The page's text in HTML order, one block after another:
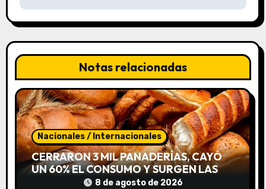
c
i
ó
n
d
e
e
Notas relacionadas
Nacionales / Internacionales
CERRARON 3 MIL PANADERÍAS, CAYÓ
UN 60% EL CONSUMO Y SURGEN LAS
«CUEVAS DE PAN»8 de agosto de 2026